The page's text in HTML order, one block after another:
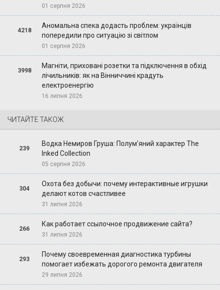
01 серпня 2026
4218
Аномальна спека додасть проблем: українців
попередили про ситуацію зі світлом
01 серпня 2026
3998
Магніти, приховані розетки та підключення в обхід
лічильників: як на Вінниччині крадуть
електроенергію
16 липня 2026
ЧИТАЙТЕ ТАКОЖ
239
Водка Немиров Груша: Полум'яний характер The
Inked Collection
05 серпня 2026
304
Охота без добычи: почему интерактивные игрушки
делают котов счастливее
31 липня 2026
266
Как работает ссылочное продвижение сайта?
31 липня 2026
293
Почему своевременная диагностика турбины
помогает избежать дорогого ремонта двигателя
29 липня 2026